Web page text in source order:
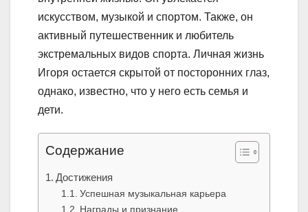
искусством, музыкой и спортом. Также, он
активный путешественник и любитель
экстремальных видов спорта. Личная жизнь
Игоря остается скрытой от посторонних глаз,
однако, известно, что у него есть семья и
дети.
Содержание
Достижения
Успешная музыкальная карьера
Награды и признание